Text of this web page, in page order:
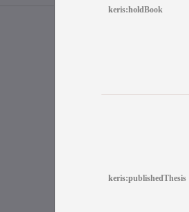
keris:holdBook
keris:publishedThesis